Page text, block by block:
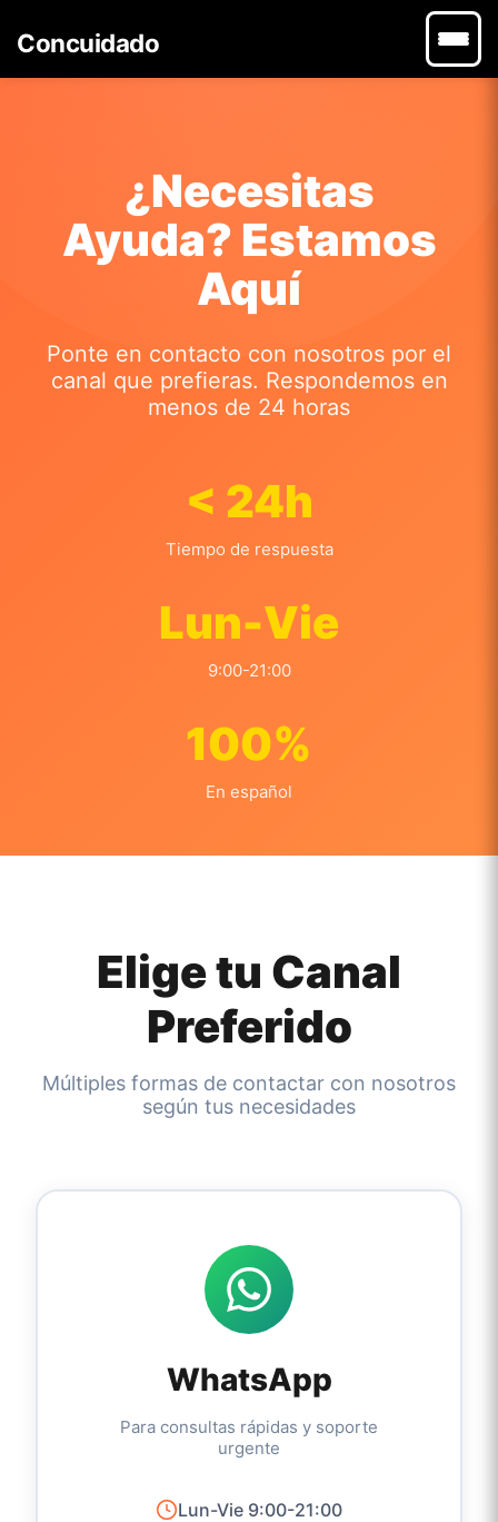
Concuidado
¿Necesitas
Ayuda? Estamos
Aquí
Ponte en contacto con nosotros por el
canal que prefieras. Respondemos en
menos de 24 horas
< 24h
Tiempo de respuesta
Lun-Vie
9:00-21:00
100%
En español
Elige tu Canal
Preferido
Múltiples formas de contactar con nosotros
según tus necesidades
WhatsApp
Para consultas rápidas y soporte
urgente
Lun-Vie 9:00-21:00